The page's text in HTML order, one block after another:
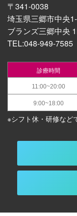
〒341-0038
埼玉県三郷市中央
ブランズ三郷中央
TEL:048-949-7585
診療時間
11:00~20:00
9:00~18:00
※シフト休・研修など